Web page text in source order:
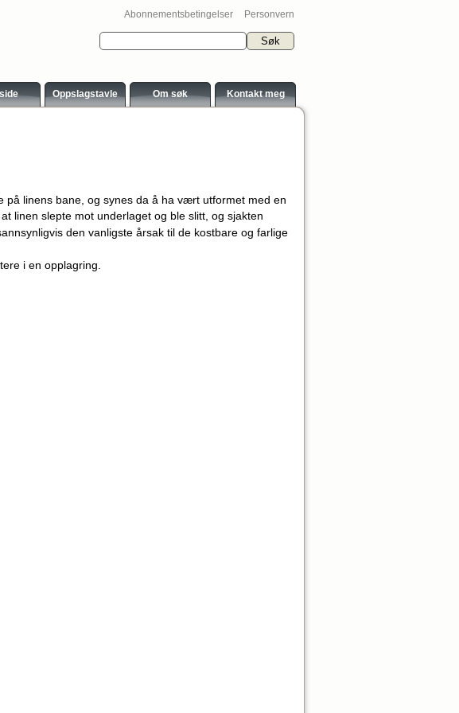
Abonnementsbetingelser Personvern
Oppslagstavle Om søk Kontakt meg
på linens bane, og synes da å ha vært utformet med en
linen slepte mot underlaget og ble slitt, og sjakten
den vanligste årsak til de kostbare og farlige
i en opplagring.